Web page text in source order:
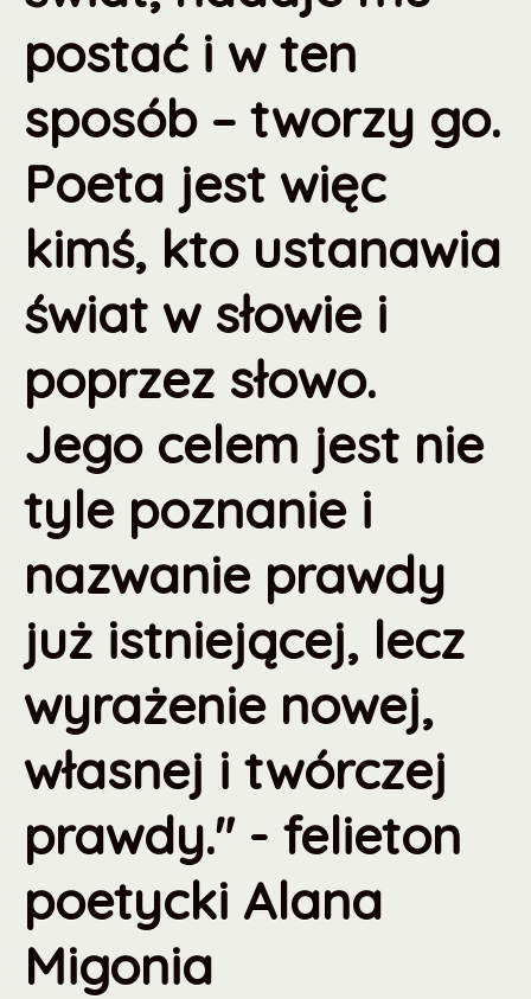
postać i w ten
sposób – tworzy go.
Poeta jest więc
kimś, kto ustanawia
świat w słowie i
poprzez słowo.
Jego celem jest nie
tyle poznanie i
nazwanie prawdy
już istniejącej, lecz
wyrażenie nowej,
własnej i twórczej
prawdy." - felieton
poetycki Alana
Migonia